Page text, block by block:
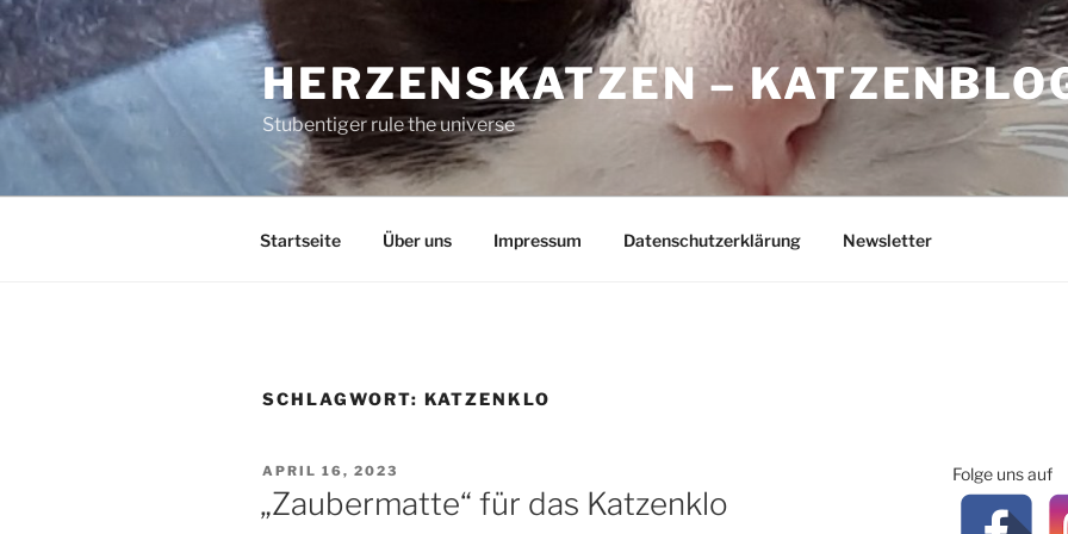
Zum
Inhalt
springen
HERZENSKATZEN –
Stubentiger rule the universe
Startseite Über uns Impressum Datenschutzerklärung Newsletter
SCHLAGWORT: KATZENKLO
VERÖFFENTLICHT
AM
APRIL 16, 2023
„Zaubermatte“ für das Katzenklo
Folge uns auf